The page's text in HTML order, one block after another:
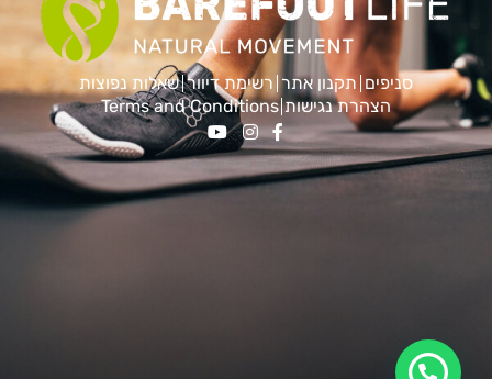
סניפים תקנון אתר רשימת דיוור שאלות נפוצות
הצהרת נגישות Terms and Conditions